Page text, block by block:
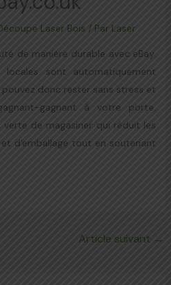
Laser Bois / Par Laser
de manière durable avec eBay.
sont automatiquement
donc rester sans stress et
gagnant à votre porte.
verte de magasiner qui réduit les
d'emballage tout en soutenant
Article suivant →